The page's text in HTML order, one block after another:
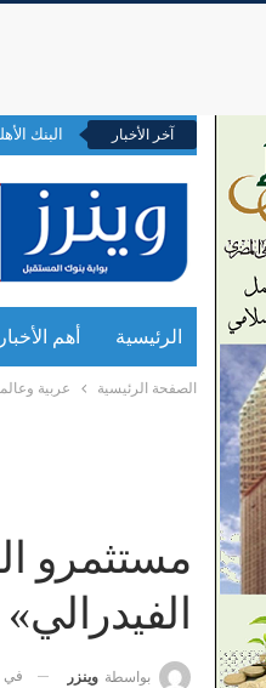
آخر الأخبار البنك الأهلي يتصدر
الرئيسية أهم الأخبار
الصفحة الرئيسية عربية
مستثمرو
بواسطة وينزر في